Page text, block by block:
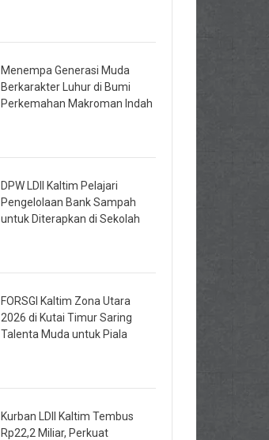
Menempa Generasi Muda
Berkarakter Luhur di Bumi
Perkemahan Makroman Indah
DPW LDII Kaltim Pelajari
Pengelolaan Bank Sampah
untuk Diterapkan di Sekolah
FORSGI Kaltim Zona Utara
2026 di Kutai Timur Saring
Talenta Muda untuk Piala
Kurban LDII Kaltim Tembus
Rp22,2 Miliar, Perkuat